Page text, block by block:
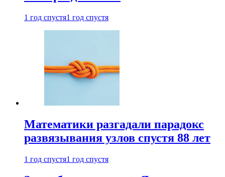
1 год спустя1 год спустя
Математики разгадали парадокс
развязывания узлов спустя 88 лет
1 год спустя1 год спустя